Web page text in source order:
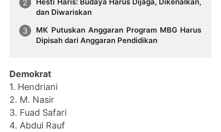
dan Diwariskan
MK Putuskan Anggaran Program MBG Harus
Dipisah dari Anggaran Pendidikan
Demokrat
1. Hendriani
2. M. Nasir
3. Fuad Safari
4. Abdul Rauf